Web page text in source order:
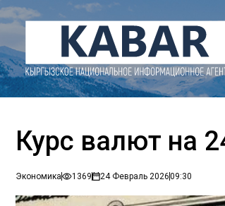
Курс валют на
Экономика 1369 24 Февраль 202609:30